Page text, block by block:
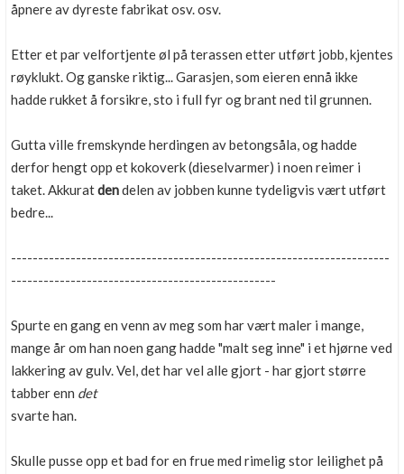
åpnere av dyreste fabrikat osv. osv.
Etter et par velfortjente øl på terassen etter utført jobb, kjentes
røyklukt. Og ganske riktig... Garasjen, som eieren ennå ikke
hadde rukket å forsikre, sto i full fyr og brant ned til grunnen.
Gutta ville fremskynde herdingen av betongsåla, og hadde
derfor hengt opp et kokoverk (dieselvarmer) i noen reimer i
taket. Akkuratdendelen av jobben kunne tydeligvis vært utført
bedre...
----------------------------------------------------------------------
-------------------------------------------------
Spurte en gang en venn av meg som har vært maler i mange,
mange år om han noen gang hadde "malt seg inne" i et hjørne ved
lakkering av gulv. Vel, det har vel alle gjort - har gjort større
tabber enn det
svarte han.
Skulle pusse opp et bad for en frue med rimelig stor leilighet på